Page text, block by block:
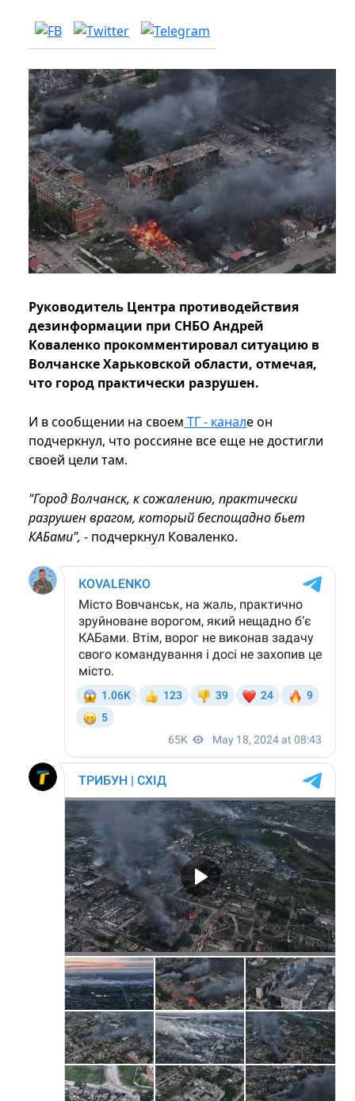
Руководитель Центра противодействия
дезинформации при СНБО Андрей
Коваленко прокомментировал ситуацию в
Волчанске Харьковской области, отмечая,
что город практически разрушен.
И в сообщении на своем TГ - канале он
подчеркнул, что россияне все еще не достигли
своей цели там.
"Город Волчанск, к сожалению, практически
разрушен врагом, который беспощадно бьет
КАБами", - подчеркнул Коваленко.